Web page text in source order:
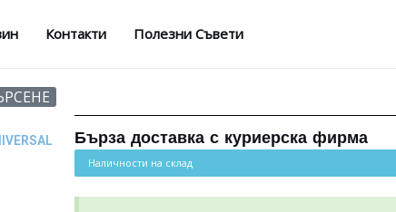
Контакти Полезни Съвети
Бърза доставка с куриерска фирма
Наличности на склад